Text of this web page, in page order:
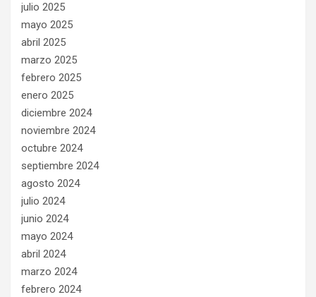
julio 2025
mayo 2025
abril 2025
marzo 2025
febrero 2025
enero 2025
diciembre 2024
noviembre 2024
octubre 2024
septiembre 2024
agosto 2024
julio 2024
junio 2024
mayo 2024
abril 2024
marzo 2024
febrero 2024